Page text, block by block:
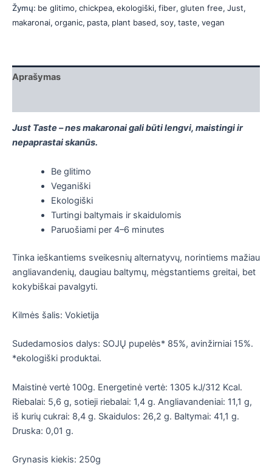
Žymų: be glitimo, chickpea, ekologiški, fiber, gluten free, Just,
makaronai, organic, pasta, plant based, soy, taste, vegan
Aprašymas
Just Taste – nes makaronai gali būti lengvi, maistingi ir
nepaprastai skanūs.
Be glitimo
Veganiški
Ekologiški
Turtingi baltymais ir skaidulomis
Paruošiami per 4–6 minutes
Tinka ieškantiems sveikesnių alternatyvų, norintiems mažiau
angliavandenių, daugiau baltymų, mėgstantiems greitai, bet
kokybiškai pavalgyti.
Kilmės šalis: Vokietija
Sudedamosios dalys: SOJŲ pupelės* 85%, avinžirniai 15%.
*ekologiški produktai.
Maistinė vertė 100g. Energetinė vertė: 1305 kJ/312 Kcal.
Riebalai: 5,6 g, sotieji riebalai: 1,4 g. Angliavandeniai: 11,1 g,
iš kurių cukrai: 8,4 g. Skaidulos: 26,2 g. Baltymai: 41,1 g.
Druska: 0,01 g.
Grynasis kiekis: 250g